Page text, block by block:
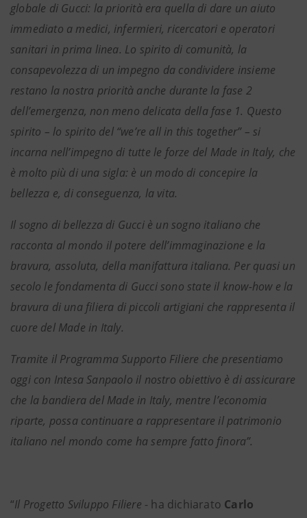
globale di Gucci: la priorità era quella di dare un aiuto
immediato a medici, infermieri, ricercatori e operatori
sanitari in prima linea. Lo spirito di comunità, la
consapevolezza di un impegno da condividere insieme
restano la nostra priorità anche durante la fase 2
dell’emergenza, non meno delicata della fase 1. Questo
spirito – lo spirito del “we’re all in this together” – si
incarna nell’impegno di tutte le forze del Made in Italy, che
è molto più di una sigla: è un modo di concepire la
bellezza e, di conseguenza, la vita.
Il sogno di bellezza di Gucci è un sogno italiano che
racconta al mondo il potere dell’immaginazione e la
bravura, assoluta, della manifattura italiana. Per quasi un
secolo le fondamenta di Gucci sono state il know-how e la
bravura di una filiera di piccoli artigiani che rappresenta il
cuore del Made in Italy.
Tramite il Programma Supporto Filiere che presentiamo
oggi con Intesa Sanpaolo il nostro obiettivo è di assicurare
che la bandiera del Made in Italy, mentre l’economia
riparte, possa continuare a rappresentare il patrimonio
italiano nel mondo come ha sempre fatto finora”.
“Il Progetto Sviluppo Filiere - ha dichiarato Carlo